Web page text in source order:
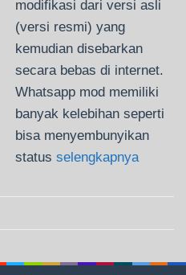
modifikasi dari versi asli
(versi resmi) yang
kemudian disebarkan
secara bebas di internet.
Whatsapp mod memiliki
banyak kelebihan seperti
bisa menyembunyikan
status selengkapnya